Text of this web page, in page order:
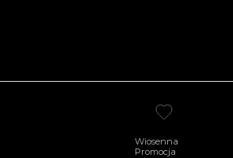
Wiosenna
Promocja